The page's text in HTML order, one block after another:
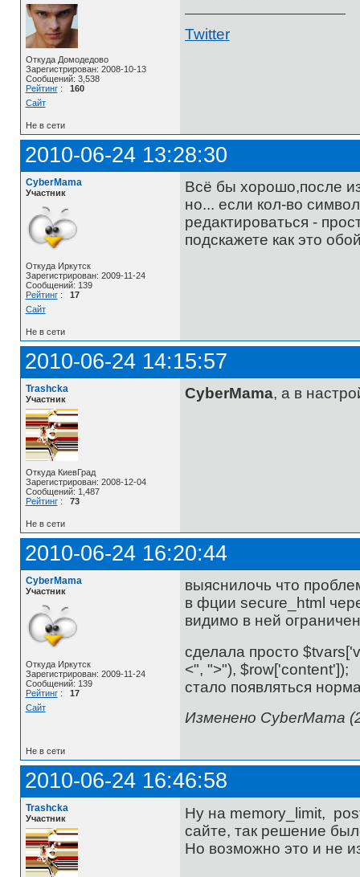
Откуда Домодедово
Зарегистрирован: 2008-10-13
Сообщений: 3,538
Рейтинг: 160
Сайт
Twitter
Не в сети
2010-06-24 13:28:30
CyberMama
Участник
Откуда Иркутск
Зарегистрирован: 2009-11-24
Сообщений: 139
Рейтинг: 17
Сайт
Всё бы хорошо,после
но... если кол-во
редактироваться -
подскажете как это
Не в сети
2010-06-24 14:15:57
Trashcka
Участник
Откуда КиевГрад
Зарегистрирован: 2008-12-04
Сообщений: 1,487
Рейтинг: 73
CyberMama, а в
Не в сети
2010-06-24 16:20:44
CyberMama
Участник
Откуда Иркутск
Зарегистрирован: 2009-11-24
Сообщений: 139
Рейтинг: 17
Сайт
выяснилочь что
в фции secure_html
видимо в ней
сделала просто
<", ">"), $row['content']);
стало появляться
Изменено CyberMama
Не в сети
2010-06-24 16:46:58
Trashcka
Участник
Ну на memory_limit,
сайте, так решение
Но возможно это и не